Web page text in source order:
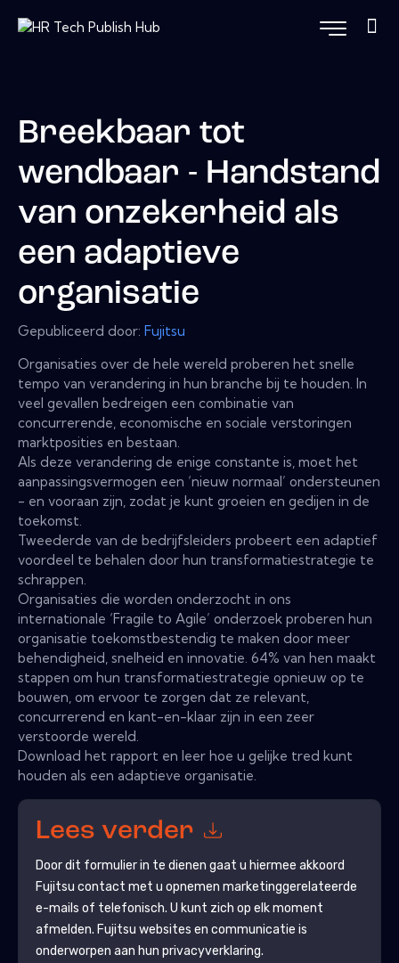
Breekbaar tot
wendbaar - Handstand
van onzekerheid als
een adaptieve
organisatie
Gepubliceerd door: Fujitsu
Organisaties over de hele wereld proberen het snelle
tempo van verandering in hun branche bij te houden. In
veel gevallen bedreigen een combinatie van
concurrerende, economische en sociale verstoringen
marktposities en bestaan.
Als deze verandering de enige constante is, moet het
aanpassingsvermogen een ‘nieuw normaal’ ondersteunen
- en vooraan zijn, zodat je kunt groeien en gedijen in de
toekomst.
Tweederde van de bedrijfsleiders probeert een adaptief
voordeel te behalen door hun transformatiestrategie te
schrappen.
Organisaties die worden onderzocht in ons
internationale ‘Fragile to Agile’ onderzoek proberen hun
organisatie toekomstbestendig te maken door meer
behendigheid, snelheid en innovatie. 64% van hen maakt
stappen om hun transformatiestrategie opnieuw op te
bouwen, om ervoor te zorgen dat ze relevant,
concurrerend en kant-en-klaar zijn in een zeer
verstoorde wereld.
Download het rapport en leer hoe u gelijke tred kunt
houden als een adaptieve organisatie.
Lees verder
Door dit formulier in te dienen gaat u hiermee akkoord
Fujitsu contact met u opnemen marketinggerelateerde
e-mails of telefonisch. U kunt zich op elk moment
afmelden. Fujitsu websites en communicatie is
onderworpen aan hun privacyverklaring.